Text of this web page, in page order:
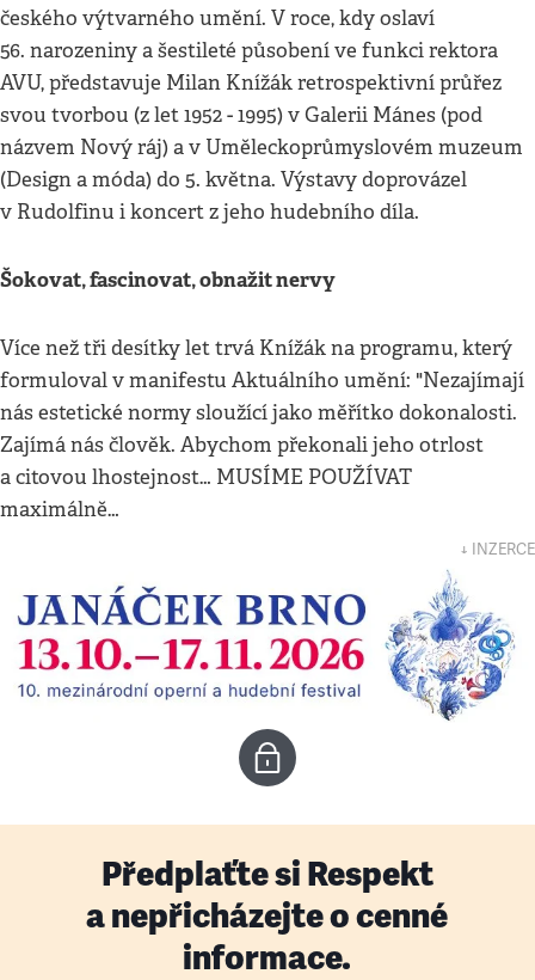
českého výtvarného umění. V roce, kdy oslaví
56. narozeniny a šestileté působení ve funkci rektora
AVU, představuje Milan Knížák retrospektivní průřez
svou tvorbou (z let 1952 - 1995) v Galerii Mánes (pod
názvem Nový ráj) a v Uměleckoprůmyslovém muzeum
(Design a móda) do 5. května. Výstavy doprovázel
v Rudolfinu i koncert z jeho hudebního díla.
Šokovat, fascinovat, obnažit nervy
Více než tři desítky let trvá Knížák na programu, který
formuloval v manifestu Aktuálního umění: "Nezajímají
nás estetické normy sloužící jako měřítko dokonalosti.
Zajímá nás člověk. Abychom překonali jeho otrlost
a citovou lhostejnost… MUSÍME POUŽÍVAT
maximálně…
↓ INZERCE
Předplaťte si Respekt
a nepřicházejte o cenné
informace.